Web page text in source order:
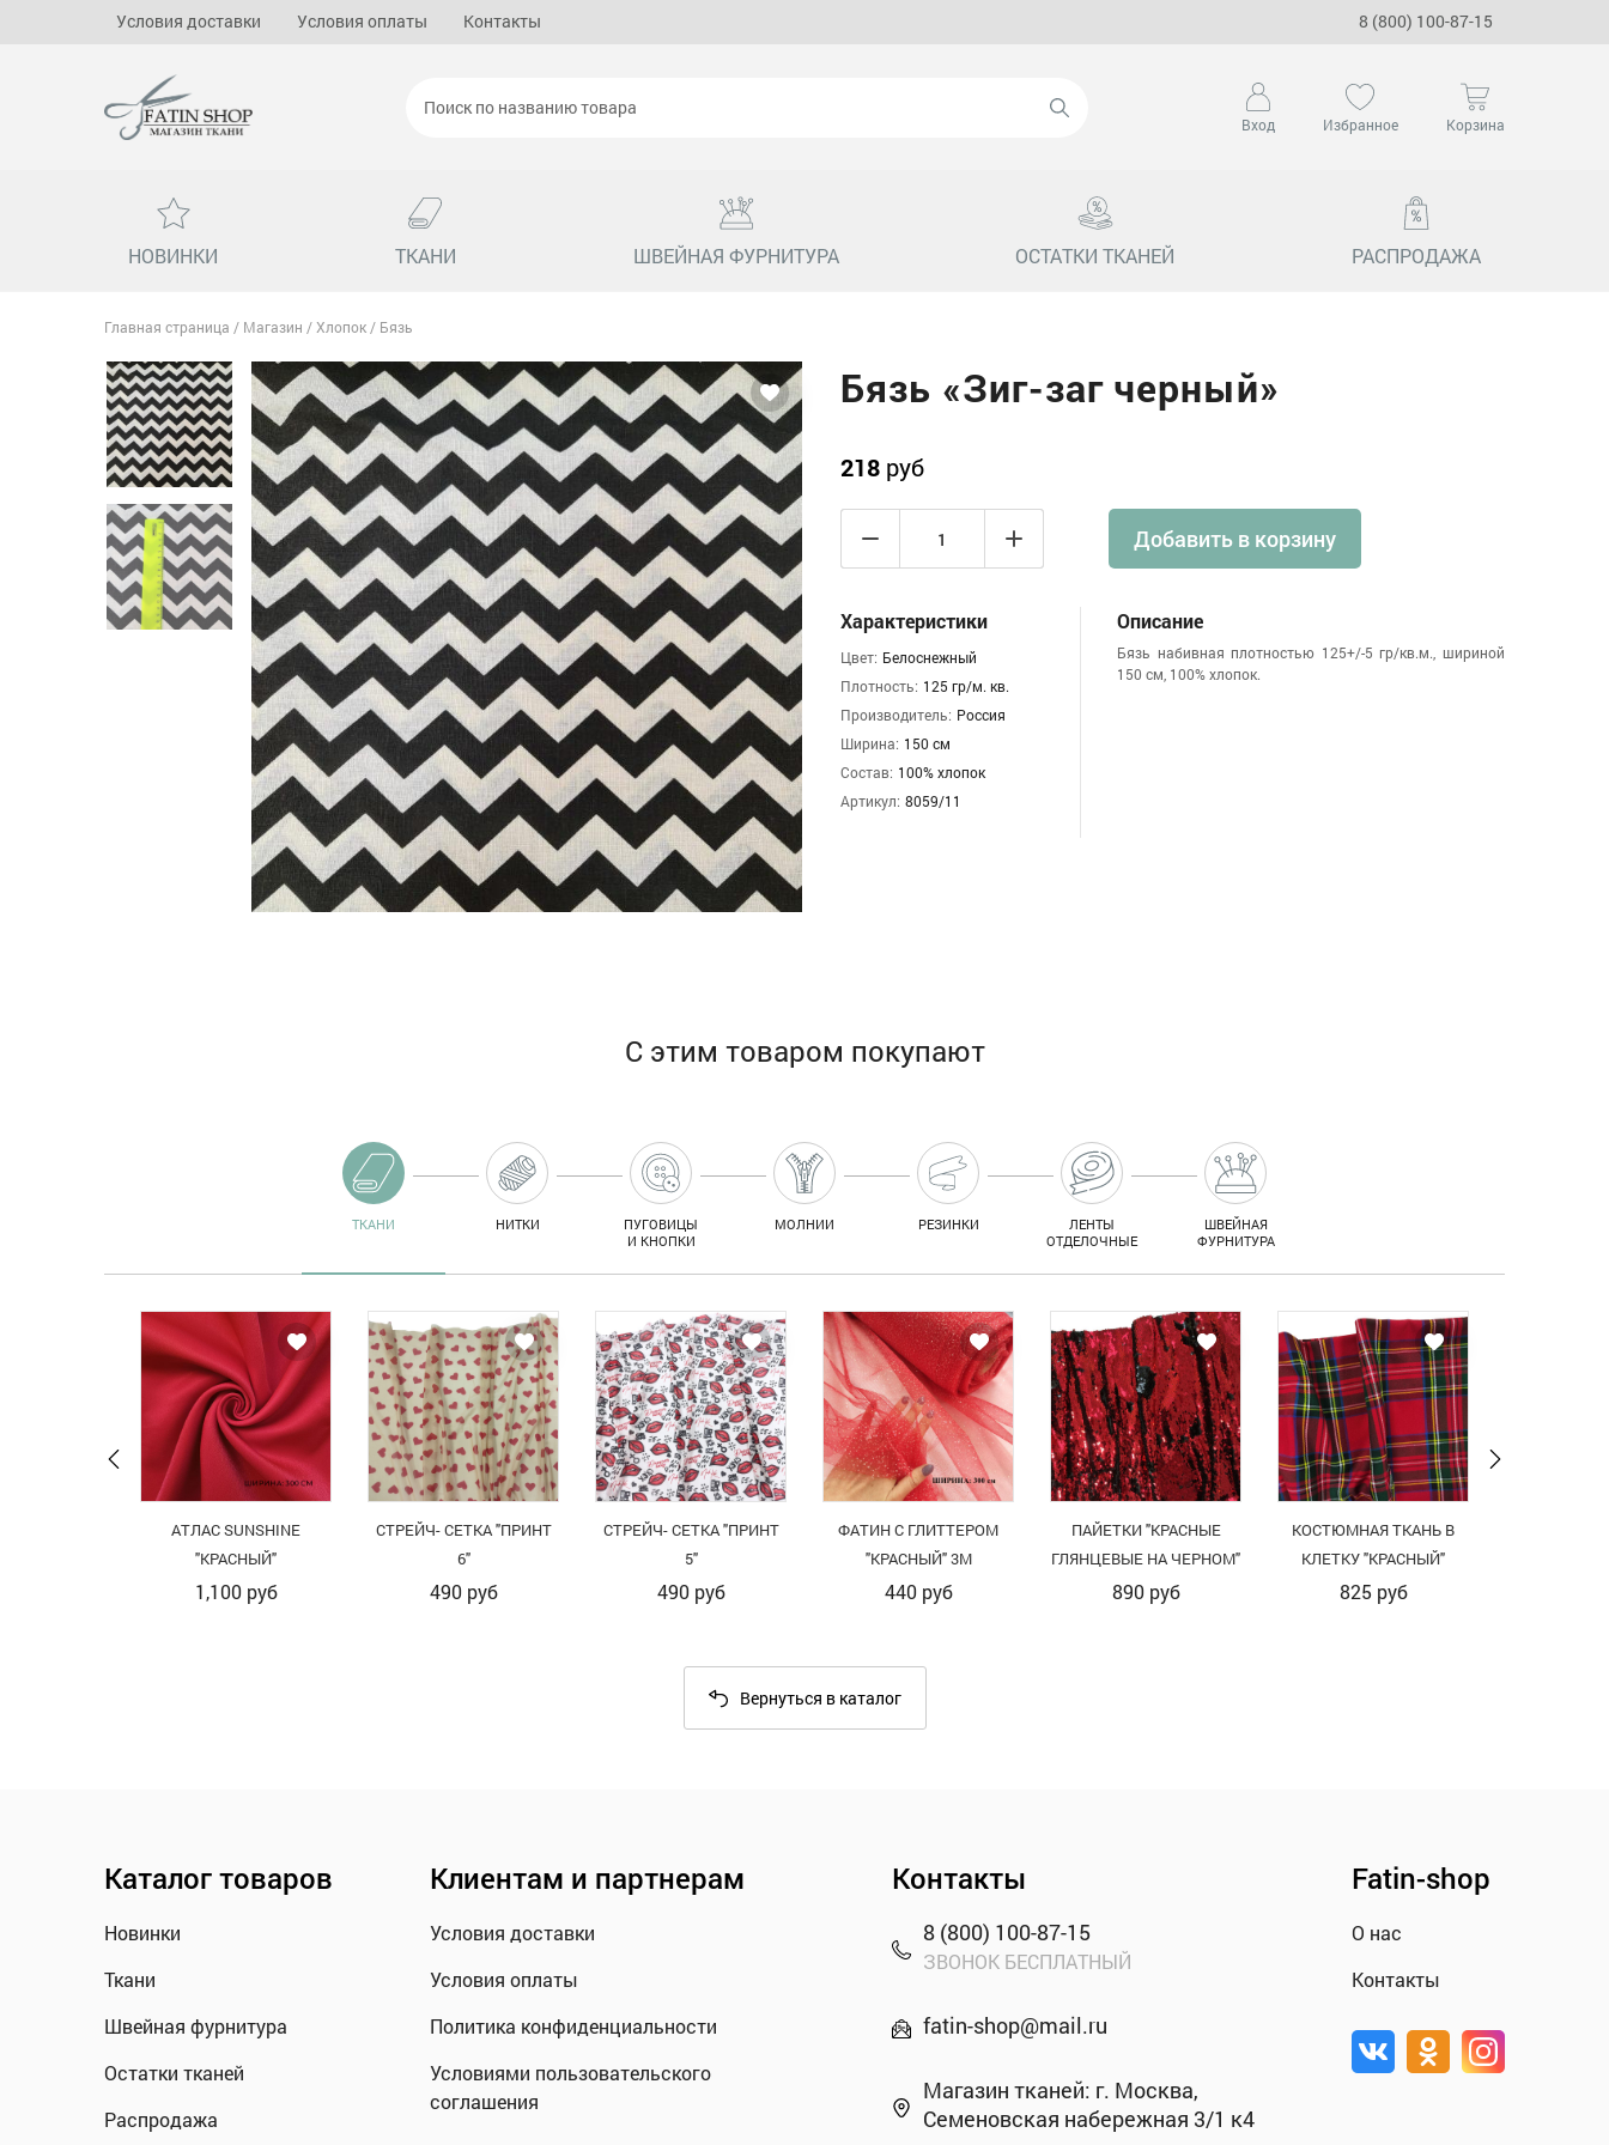
Условия доставки Условия оплаты Контакты 8 (800) 100-87-15
Вход Избранное Корзина
НОВИНКИ ТКАНИ ШВЕЙНАЯ ФУРНИТУРА ОСТАТКИ ТКАНЕЙ РАСПРОДАЖА
Главная страница / Магазин /Хлопок / Бязь
Бязь «Зиг-заг черный»
218 руб
Добавить в корзину
Характеристики
Цвет: Белоснежный
Плотность: 125 гр/м. кв.
Производитель: Россия
Ширина: 150 см
Состав: 100% хлопок
Артикул: 8059/11
Описание
Бязь набивная плотностью 125+/-5 гр/кв.м., шириной
150 см, 100% хлопок.
С этим товаром покупают
ТКАНИ НИТКИ
ПУГОВИЦЫ
И КНОПКИ
МОЛНИИ РЕЗИНКИ
ЛЕНТЫ
ОТДЕЛОЧНЫЕ
ШВЕЙНАЯ
ФУРНИТУРА
АТЛАС SUNSHINE
"КРАСНЫЙ"
1,100руб
СТРЕЙЧ- СЕТКА "ПРИНТ
6"
490руб
СТРЕЙЧ- СЕТКА "ПРИНТ
5"
490руб
ФАТИН С ГЛИТТЕРОМ
"КРАСНЫЙ" 3М
440руб
ПАЙЕТКИ "КРАСНЫЕ
ГЛЯНЦЕВЫЕ НА ЧЕРНОМ"
890руб
КОСТЮМНАЯ ТКАНЬ В
КЛЕТКУ "КРАСНЫЙ"
825руб
Вернуться в каталог
Каталог товаров
Новинки
Ткани
Швейная фурнитура
Остатки тканей
Распродажа
Клиентам и партнерам
Условия доставки
Условия оплаты
Политика конфиденциальности
Условиями пользовательского
соглашения
Контакты
8 (800) 100-87-15
ЗВОНОК БЕСПЛАТНЫЙ
fatin-shop@mail.ru
Магазин тканей: г. Москва,
Семеновская набережная 3/1 к4
Fatin-shop
О нас
Контакты